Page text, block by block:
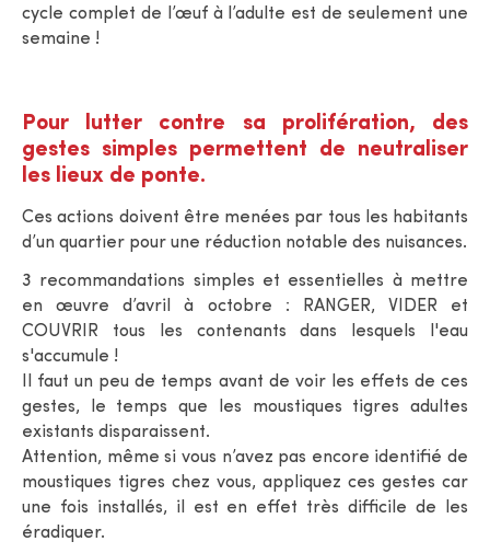
cycle complet de l’œuf à l’adulte est de seulement une
semaine !
Pour lutter contre sa prolifération, des
gestes simples permettent de neutraliser
les lieux de ponte.
Ces actions doivent être menées par tous les habitants
d’un quartier pour une réduction notable des nuisances.
3 recommandations simples et essentielles à mettre
en œuvre d’avril à octobre : RANGER, VIDER et
COUVRIR tous les contenants dans lesquels l'eau
s'accumule !
Il faut un peu de temps avant de voir les effets de ces
gestes, le temps que les moustiques tigres adultes
existants disparaissent.
Attention, même si vous n’avez pas encore identifié de
moustiques tigres chez vous, appliquez ces gestes car
une fois installés, il est en effet très difficile de les
éradiquer.